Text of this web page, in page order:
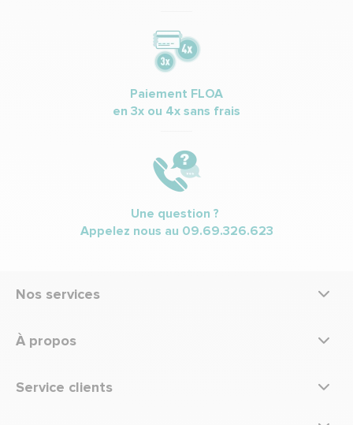
Paiement FLOA
en 3x ou 4x sans frais
Une question ?
Appelez nous au 09.69.326.623
Nos services
À propos
Service clients